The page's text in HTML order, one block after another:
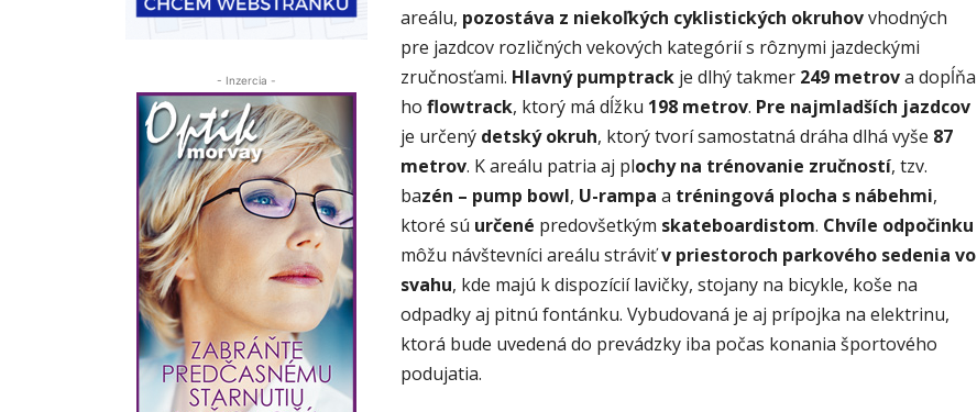
- Inzercia -
areálu, pozostáva z niekoľkých cyklistických okruhovvhodných
pre jazdcov rozličných vekových kategórií s rôznymi jazdeckými
zručnosťami. Hlavný pumptrack je dlhý takmer 249 metrova dopĺňa
ho flowtrack, ktorý má dĺžku 198 metrov. Pre najmladších jazdcov
je určený detský okruh, ktorý tvorí samostatná dráha dlhá vyše 87
metrov. K areálu patria aj plochy na trénovanie zručností, tzv.
bazén – pump bowl, U-rampa a tréningová plocha s nábehmi,
ktoré sú určené predovšetkým skateboardistom. Chvíle odpočinku
môžu návštevníci areálu stráviťv priestoroch parkového sedenia vo
svahu, kde majú k dispozícií lavičky, stojany na bicykle, koše na
odpadky aj pitnú fontánku. Vybudovaná je aj prípojka na elektrinu,
ktorá bude uvedená do prevádzky iba počas konania športového
podujatia.